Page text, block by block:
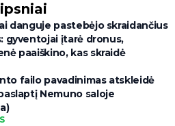
danguje pastebėjo skraidančius
gyventojai įtarė dronus,
paaiškino, kas skraidė
failo pavadinimas atskleidė
Nemuno saloje